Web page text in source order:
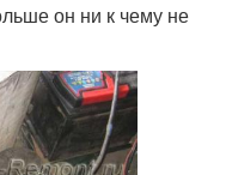
он ни к чему не